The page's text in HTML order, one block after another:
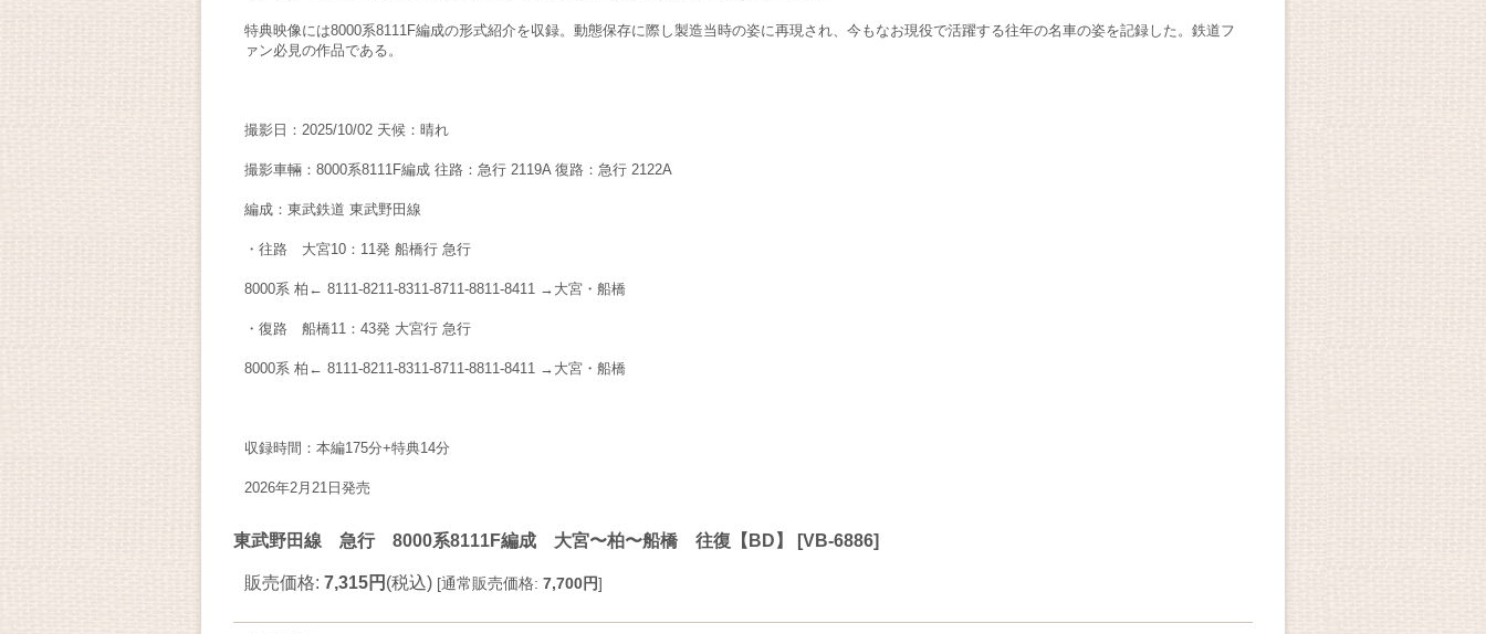
特典映像には8000系8111F編成の形式紹介を収録。動態保存に際し製造当時の姿に再現され、今もなお現役で活躍する往年の名車の姿を記録した。鉄道フ
ァン必見の作品である。
撮影日：2025/10/02 天候：晴れ
撮影車輛：8000系8111F編成 往路：急行 2119A 復路：急行 2122A
編成：東武鉄道 東武野田線
・往路 大宮10：11発 船橋行 急行
8000系 柏← 8111-8211-8311-8711-8811-8411 →大宮・船橋
・復路 船橋11：43発 大宮行 急行
8000系 柏← 8111-8211-8311-8711-8811-8411 →大宮・船橋
収録時間：本編175分+特典14分
2026年2月21日発売
東武野田線 急行 8000系8111F編成 大宮〜柏〜船橋 往復【BD】 [VB-6886]
販売価格: 7,315円 (税込) [通常販売価格: 7,700円]